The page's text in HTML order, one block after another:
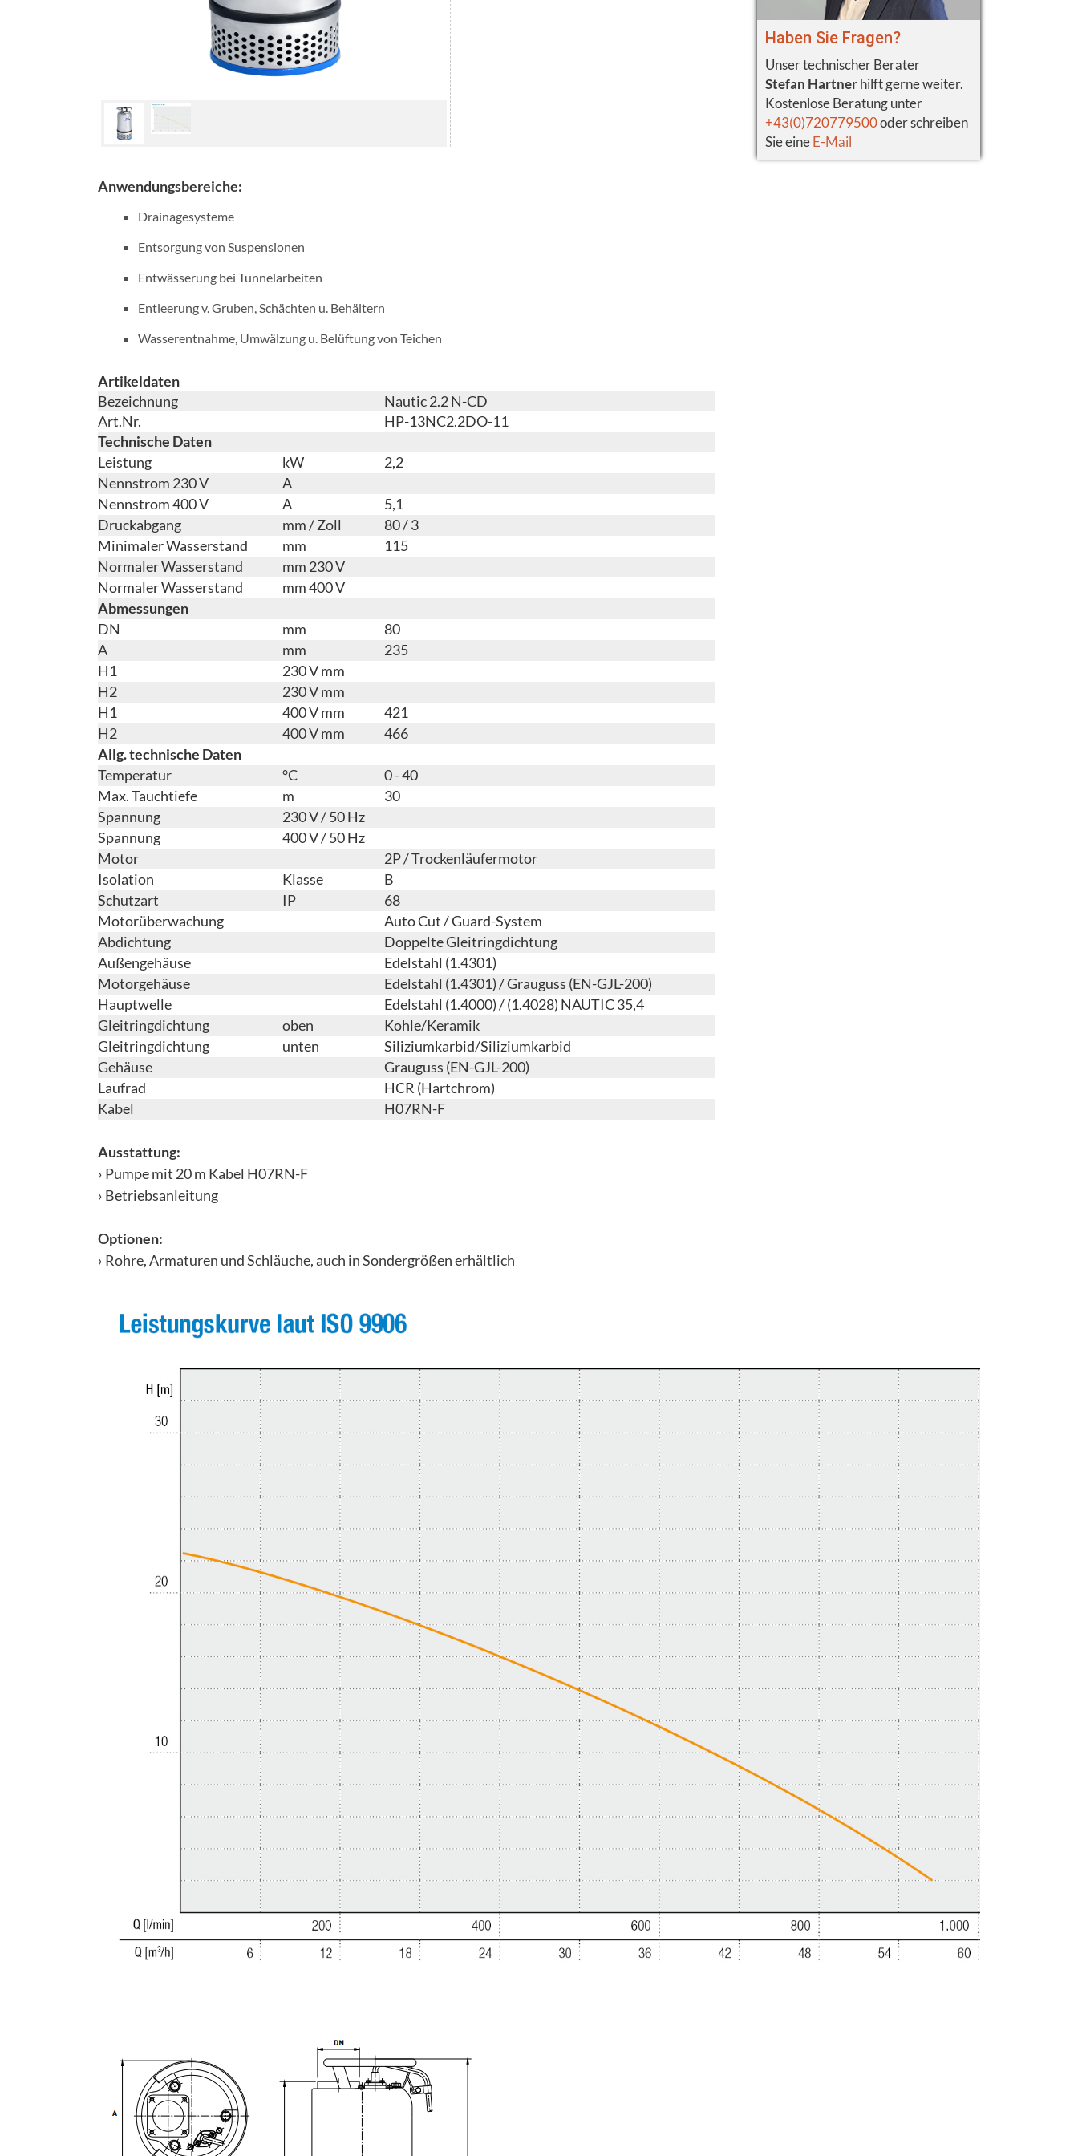
Haben Sie Fragen?
Unser technischer Berater
Stefan Hartnerhilft gerne weiter.
Kostenlose Beratung unter
+43(0)720779500oder schreiben
Sie eineE-Mail
Anwendungsbereiche:
Drainagesysteme
Entsorgung von Suspensionen
Entwässerung bei Tunnelarbeiten
Entleerung v. Gruben, Schächten u. Behältern
Wasserentnahme, Umwälzung u. Belüftung von Teichen
Artikeldaten
Bezeichnung
Nautic 2.2 N-CD
Art.Nr.
HP-13NC2.2DO-11
Technische Daten
Leistung
kW
2,2
Nennstrom 230 V
A
Nennstrom 400 V
A
5,1
Druckabgang
mm / Zoll
80 / 3
Minimaler Wasserstand
mm
115
Normaler Wasserstand
mm 230 V
Normaler Wasserstand
mm 400 V
Abmessungen
DN
mm
80
A
mm
235
H1
230 V mm
H2
230 V mm
H1
400 V mm
421
H2
400 V mm
466
Allg. technische Daten
Temperatur
°C
0 - 40
Max. Tauchtiefe
m
30
Spannung
230 V / 50 Hz
Spannung
400 V / 50 Hz
Motor
2P / Trockenläufermotor
Isolation
Klasse
B
Schutzart
IP
68
Motorüberwachung
Auto Cut / Guard-System
Abdichtung
Doppelte Gleitringdichtung
Außengehäuse
Edelstahl (1.4301)
Motorgehäuse
Edelstahl (1.4301) / Grauguss (EN-GJL-200)
Hauptwelle
Edelstahl (1.4000) / (1.4028) NAUTIC 35,4
Gleitringdichtung
oben
Kohle/Keramik
Gleitringdichtung
unten
Siliziumkarbid/Siliziumkarbid
Gehäuse
Grauguss (EN-GJL-200)
Laufrad
HCR (Hartchrom)
Kabel
H07RN-F
Ausstattung:
› Pumpe mit 20 m Kabel H07RN-F
› Betriebsanleitung
Optionen:
› Rohre, Armaturen und Schläuche, auch in Sondergrößen erhältlich